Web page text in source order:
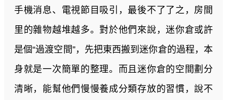
手機消息、電視節目吸引，最後不了了之，房間
里的雜物越堆越多。對於他們來說，迷你倉或許
是個“過渡空間”，先把東西搬到迷你倉的過程，本
身就是一次簡單的整理。而且迷你倉的空間劃分
清晰，能幫他們慢慢養成分類存放的習慣，說不